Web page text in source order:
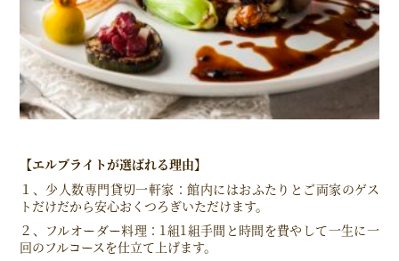
【エルブライトが選ばれる理由】
１、少人数専門貸切一軒家：館内にはおふたりとご両家のゲス
トだけだから安心おくつろぎいただけます。
２、フルオーダー料理：1組1組手間と時間を費やして一生に一
回のフルコースを仕立て上げます。